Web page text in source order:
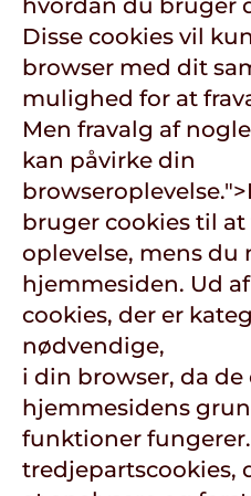
hvordan du bruger
Disse cookies vil
browser med dit
mulighed for at
Men fravalg af
kan påvirke din
browseroplevelse.">
bruger cookies til
oplevelse, mens du
hjemmesiden. Ud
cookies, der er
nødvendige,
i din browser, da
hjemmesidens
funktioner
tredjepartscookies,